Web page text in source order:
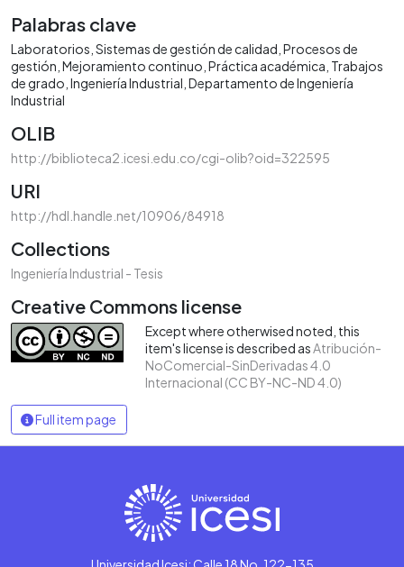
Palabras clave
Laboratorios Sistemas de gestión de calidad Procesos de
gestión Mejoramiento continuo Práctica académica Trabajos
de grado Ingeniería Industrial Departamento de Ingeniería
Industrial
OLIB
http://biblioteca2.icesi.edu.co/cgi-olib?oid=322595
URI
http://hdl.handle.net/10906/84918
Collections
Ingeniería Industrial - Tesis
Creative Commons license
Except where otherwised noted, this
item's license is described asAtribución-
NoComercial-SinDerivadas 4.0
Internacional (CC BY-NC-ND 4.0)
Full item page